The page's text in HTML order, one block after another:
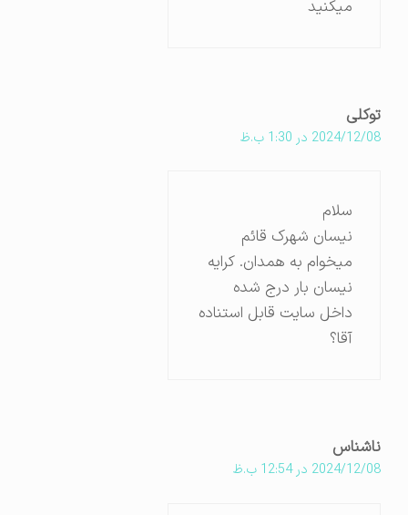
میکنید
توکلی
2024/12/08 در 1:30 ب.ظ
سلام
نیسان شهرک قائم
میخوام به همدان. کرایه
نیسان بار درج شده
داخل سایت قابل استناده
ناشناس
2024/12/08 در 12:54 ب.ظ